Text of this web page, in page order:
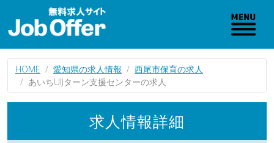
HOME 愛知県の求人情報
西尾市保育の求人
あいちUIJターン支援センターの求人
求人情報詳細